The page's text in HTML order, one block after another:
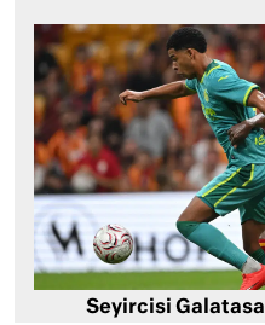
Seyircisi